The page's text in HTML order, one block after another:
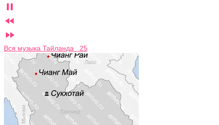



Вся музыка Тайланда 25